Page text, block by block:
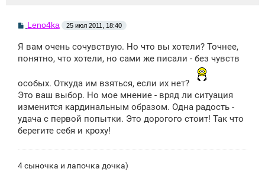
С
б
щ
и
Leno4ka 25 июл 2011, 18:40
Я вам очень сочувствую. Но что вы хотели? Точнее,
понятно, что хотели, но сами же писали - без чувств
особых. Откуда им взяться, если их нет?
Это ваш выбор. Но мое мнение - вряд ли ситуация
изменится кардинальным образом. Одна радость -
удача с первой попытки. Это дорогого стоит! Так что
берегите себя и кроху!
4 сыночка и лапочка дочка)